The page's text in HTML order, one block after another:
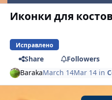
Иконки для
Исправлено
Share
Followers
BarakaMarch 14Mar 14 in